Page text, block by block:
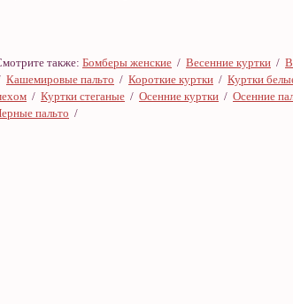
также: Бомберы женские / Весенние куртки /
Кашемировые пальто / Короткие куртки / Куртки
/ Куртки стеганые / Осенние куртки / Осенние
пальто /